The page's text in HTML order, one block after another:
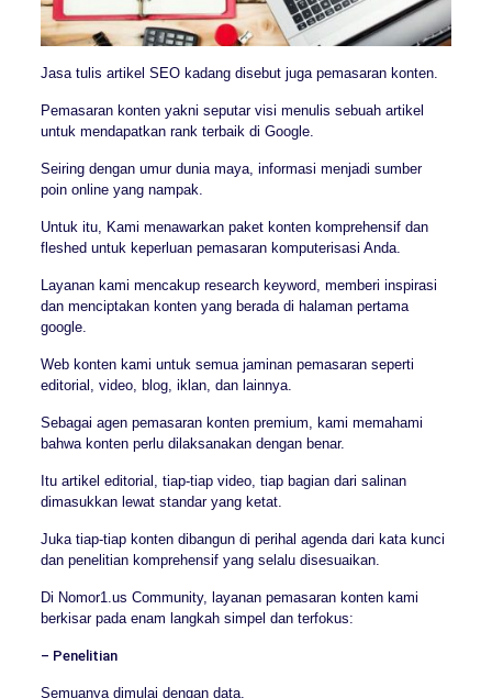
Jasa tulis artikel SEO kadang disebut juga pemasaran konten.
Pemasaran konten yakni seputar visi menulis sebuah artikel
untuk mendapatkan rank terbaik di Google.
Seiring dengan umur dunia maya, informasi menjadi sumber
poin online yang nampak.
Untuk itu, Kami menawarkan paket konten komprehensif dan
fleshed untuk keperluan pemasaran komputerisasi Anda.
Layanan kami mencakup research keyword, memberi inspirasi
dan menciptakan konten yang berada di halaman pertama
google.
Web konten kami untuk semua jaminan pemasaran seperti
editorial, video, blog, iklan, dan lainnya.
Sebagai agen pemasaran konten premium, kami memahami
bahwa konten perlu dilaksanakan dengan benar.
Itu artikel editorial, tiap-tiap video, tiap bagian dari salinan
dimasukkan lewat standar yang ketat.
Juka tiap-tiap konten dibangun di perihal agenda dari kata kunci
dan penelitian komprehensif yang selalu disesuaikan.
Di Nomor1.us Community, layanan pemasaran konten kami
berkisar pada enam langkah simpel dan terfokus:
– Penelitian
Semuanya dimulai dengan data.